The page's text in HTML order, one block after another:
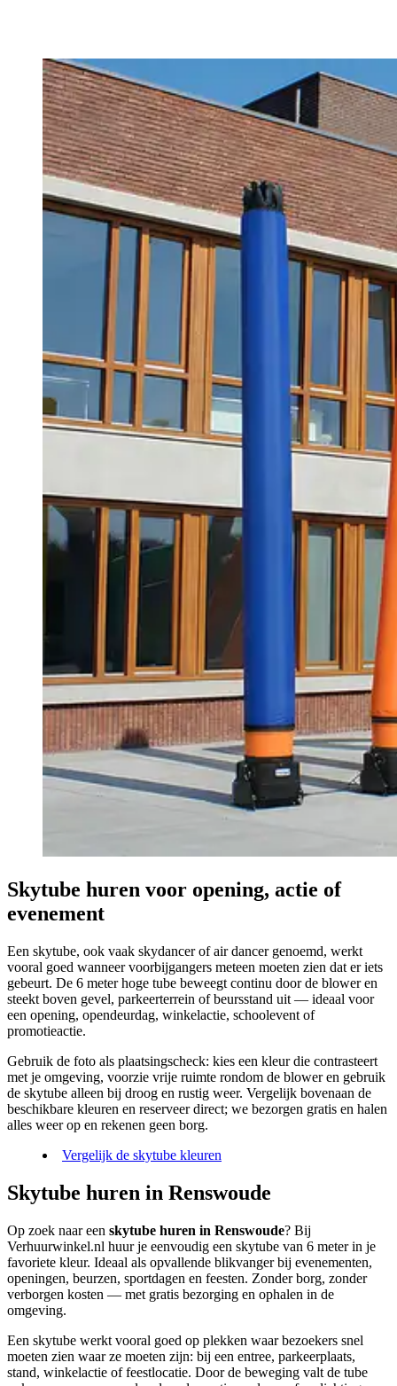
Skytube huren voor opening, actie of
evenement
Een skytube, ook vaak skydancer of air dancer genoemd, werkt
vooral goed wanneer voorbijgangers meteen moeten zien dat er iets
gebeurt. De 6 meter hoge tube beweegt continu door de blower en
steekt boven gevel, parkeerterrein of beursstand uit — ideaal voor
een opening, opendeurdag, winkelactie, schoolevent of
promotieactie.
Gebruik de foto als plaatsingscheck: kies een kleur die contrasteert
met je omgeving, voorzie vrije ruimte rondom de blower en gebruik
de skytube alleen bij droog en rustig weer. Vergelijk bovenaan de
beschikbare kleuren en reserveer direct; we bezorgen gratis en halen
alles weer op en rekenen geen borg.
Vergelijk de skytube kleuren
Skytube huren in Renswoude
Op zoek naar een skytube huren in Renswoude? Bij
Verhuurwinkel.nl huur je eenvoudig een skytube van 6 meter in je
favoriete kleur. Ideaal als opvallende blikvanger bij evenementen,
openingen, beurzen, sportdagen en feesten. Zonder borg, zonder
verborgen kosten — met gratis bezorging en ophalen in de
omgeving.
Een skytube werkt vooral goed op plekken waar bezoekers snel
moeten zien waar ze moeten zijn: bij een entree, parkeerplaats,
stand, winkelactie of feestlocatie. Door de beweging valt de tube